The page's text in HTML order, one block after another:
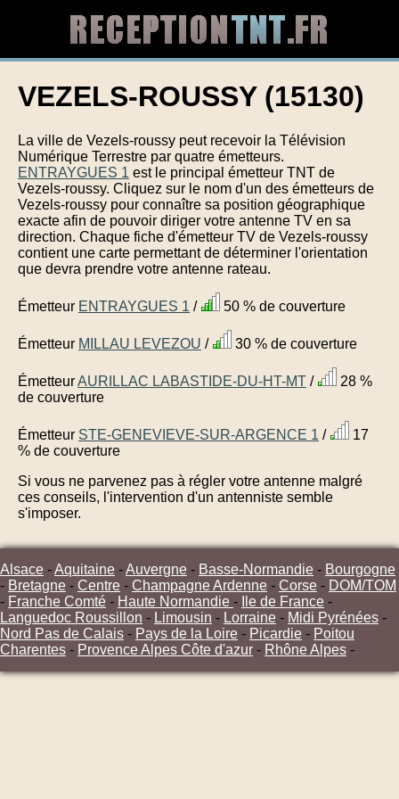
VEZELS-ROUSSY (15130)
La ville de Vezels-roussy peut recevoir la Télévision
Numérique Terrestre par quatre émetteurs.
ENTRAYGUES 1 est le principal émetteur TNT de
Vezels-roussy. Cliquez sur le nom d'un des émetteurs de
Vezels-roussy pour connaître sa position géographique
exacte afin de pouvoir diriger votre antenne TV en sa
direction. Chaque fiche d'émetteur TV de Vezels-roussy
contient une carte permettant de déterminer l'orientation
que devra prendre votre antenne rateau.
Émetteur ENTRAYGUES 1 / 50 % de couverture
Émetteur MILLAU LEVEZOU / 30 % de couverture
ÉmetteurAURILLAC LABASTIDE-DU-HT-MT /
28 %
de couverture
Émetteur STE-GENEVIEVE-SUR-ARGENCE 1 /
17
% de couverture
Si vous ne parvenez pas à régler votre antenne malgré
ces conseils, l'intervention d'un antenniste semble
s'imposer.
Alsace -Aquitaine -Auvergne - Basse-Normandie - Bourgogne
- Bretagne - Centre - Champagne Ardenne - Corse - DOM/TOM
- Franche Comté - Haute Normandie - Ile de France -
Languedoc Roussillon - Limousin - Lorraine - Midi Pyrénées -
Nord Pas de Calais - Pays de la Loire - Picardie - Poitou
Charentes - Provence Alpes Côte d'azur - Rhône Alpes -